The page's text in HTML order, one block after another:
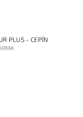
PLUS - CEPÍN